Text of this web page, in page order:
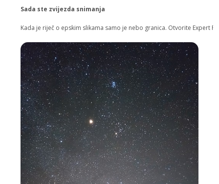
Sada ste zvijezda snimanja
Kada je riječ o epskim slikama samo je nebo granica. Otvorite Expert